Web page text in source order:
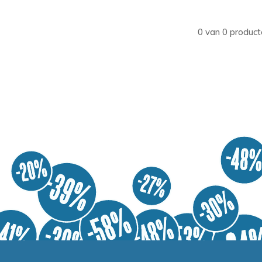
0 van 0